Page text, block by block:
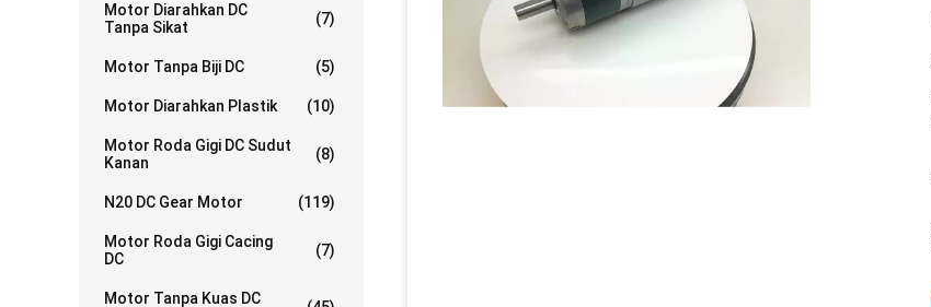
Motor Diarahkan DC
Tanpa Sikat
(7)
Motor Tanpa Biji DC (5)
Motor Diarahkan Plastik (10)
Motor Roda Gigi DC Sudut
Kanan
(8)
N20 DC Gear Motor (119)
Motor Roda Gigi Cacing
DC
(7)
Motor Tanpa Kuas DC